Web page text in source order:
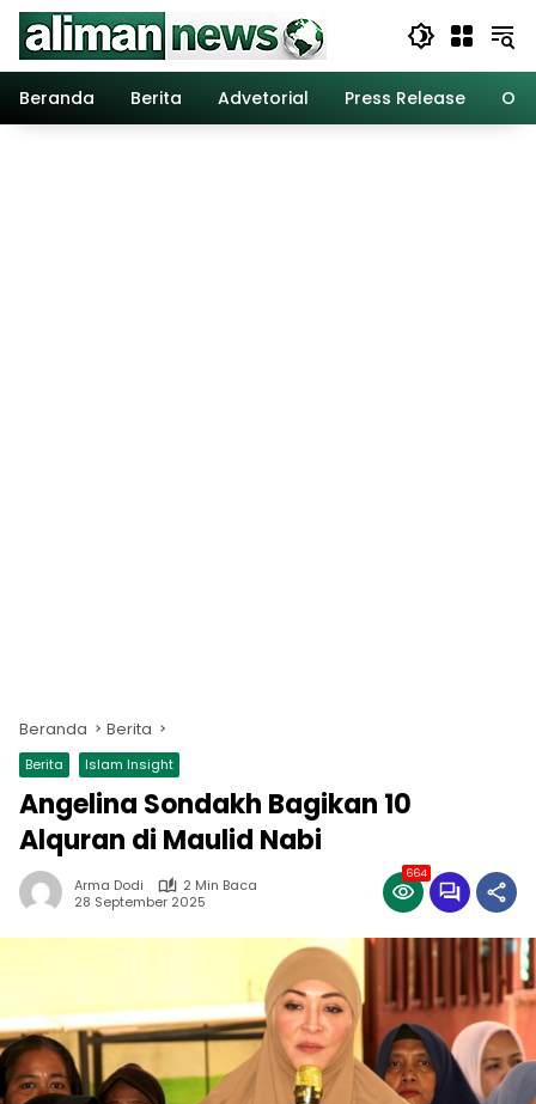
Langsung
konten
Beranda
Berita Advetorial Press Release
Beranda Berita
Berita Islam Insight
Angelina Sondakh Bagikan 10
Alquran di Maulid Nabi
Arma Dodi
2 Min Baca
28 September 2025
664